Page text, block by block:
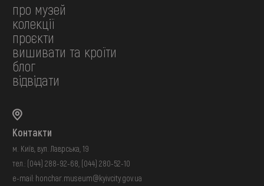
про музей
колекції
проєкти
вишивати та кроїти
блог
відвідати
Контакти
м. Київ, вул. Лаврська, 19
тел.: (044) 288-92-68 (044) 280-52-10
e-mail: honchar.museum@kyivcity.gov.ua